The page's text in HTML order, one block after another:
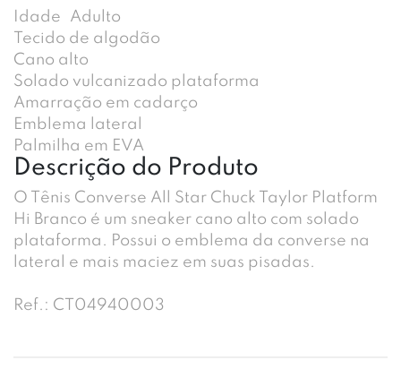
Idade
Adulto
Tecido de algodão
Cano alto
Solado vulcanizado plataforma
Amarração em cadarço
Emblema lateral
Palmilha em EVA
Descrição do Produto
O Tênis Converse All Star Chuck Taylor Platform
Hi Branco é um sneaker cano alto com solado
plataforma. Possui o emblema da converse na
lateral e mais maciez em suas pisadas.
Ref.: CT04940003